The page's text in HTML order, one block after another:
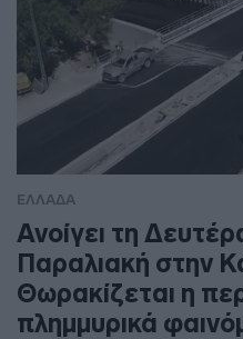
ΕΛΛΑΔΑ
Ανοίγει τη
Παραλιακή στην
Θωρακίζεται η
πλημμυρικά